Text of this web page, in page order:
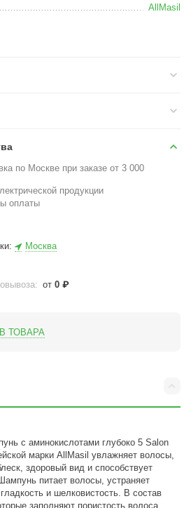
AllMasil
по Москве при заказе от 3 000
продукции
оплаты
Москва
: от0 ₽
ТОВАРА
с аминокислотами глубоко 5 Salon
марки AllMasil увлажняет волосы,
здоровый вид и способствует
питает волосы, устраняет
и шелковистость. В состав
заполняют пористость волоса,